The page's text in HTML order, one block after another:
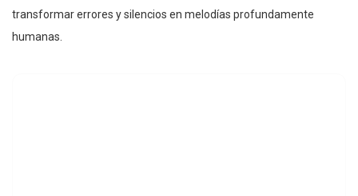
transformar errores y silencios en melodías profundamente
humanas.